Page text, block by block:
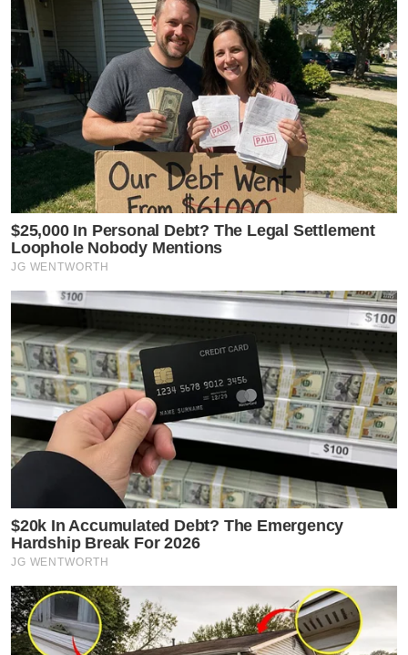
$25,000 In Personal Debt? The Legal Settlement
Loophole Nobody Mentions
JG WENTWORTH
$20k In Accumulated Debt? The Emergency
Hardship Break For 2026
JG WENTWORTH